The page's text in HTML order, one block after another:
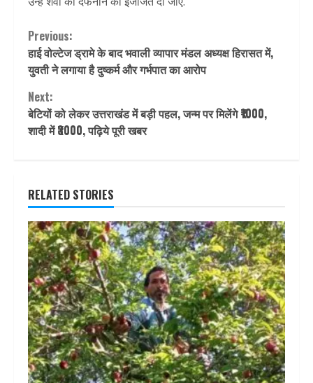
Continue
Reading
Previous:
हाई वोल्टेज ड्रामे के बाद भवाली व्यापार मंडल अध्यक्ष हिरासत में,
युवती ने लगाया है दुष्कर्म और गर्भपात का आरोप
Next:
बेटियों को लेकर उत्तराखंड में बड़ी पहल, जन्म पर मिलेंगे ₹1000,
शादी में ₹3000, पढ़िये पूरी खबर
RELATED STORIES